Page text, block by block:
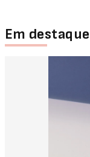
Em destaque